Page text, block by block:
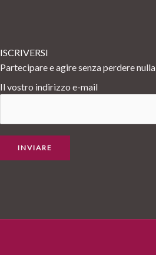
ISCRIVERSI
Partecipare e agire senza perdere nulla
Il vostro indirizzo e-mail